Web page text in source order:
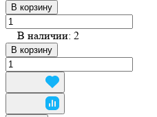
В корзину
В наличии: 2
В корзину